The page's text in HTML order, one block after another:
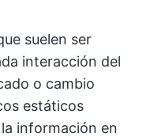
suelen ser
interacción del
o cambio
estáticos
información en